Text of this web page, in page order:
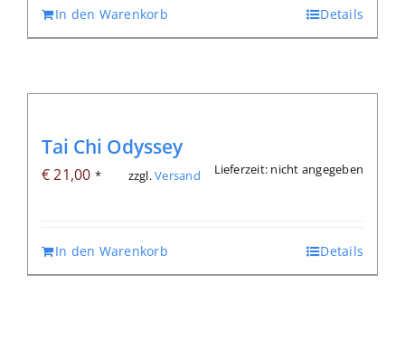
In den Warenkorb Details
Tai Chi Odyssey
€21,00 * zzgl.Versand Lieferzeit: nicht angegeben
In den Warenkorb Details